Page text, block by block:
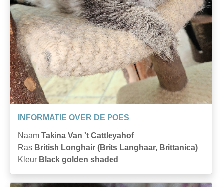
INFORMATIE OVER DE POES
Naam Takina Van 't Cattleyahof
Ras British Longhair (Brits Langhaar, Brittanica)
Kleur Black golden shaded